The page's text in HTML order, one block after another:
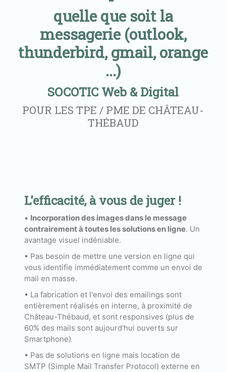
quelle que soit la
messagerie (outlook,
thunderbird, gmail, orange
...)
SOCOTIC Web & Digital
POUR LES TPE / PME DE CHÂTEAU-
THÉBAUD
L'efficacité, à vous de juger !
• Incorporation des images dans le message
contrairement à toutes les solutions en ligne. Un
avantage visuel indéniable.
• Pas besoin de mettre une version en ligne qui
vous identifie immédiatement comme un envoi de
mail en masse.
• La fabrication et l'envoi des emailings sont
entièrement réalisés en interne, à proximité de
Château-Thébaud, et sont responsives (plus de
60% des mails sont aujourd'hui ouverts sur
Smartphone)
• Pas de solutions en ligne mais location de
SMTP (Simple Mail Transfer Protocol) externe en